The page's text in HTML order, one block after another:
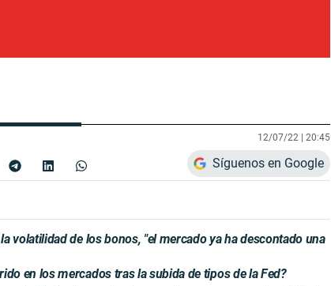
12/07/22 | 20:45
Síguenos en Google
volatilidad de los bonos, "el mercado ya ha descontado una
en los mercados tras la subida de tipos de la Fed?